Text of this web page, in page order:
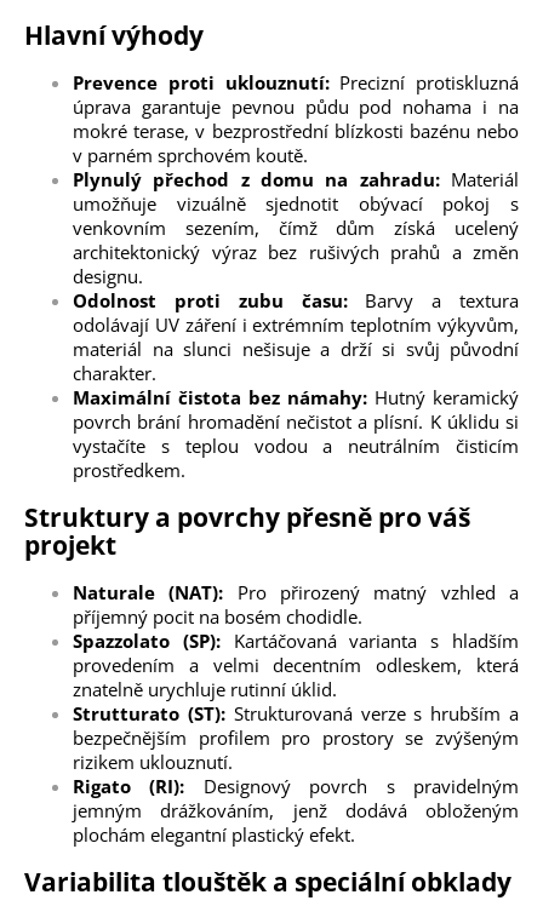
Hlavní výhody
Prevence proti uklouznutí:Precizní protiskluzná
úprava garantuje pevnou půdu pod nohama i na
mokré terase, v bezprostřední blízkosti bazénu nebo
v parném sprchovém koutě.
Plynulý přechod z domu na zahradu:Materiál
umožňuje vizuálně sjednotit obývací pokoj s
venkovním sezením, čímž dům získá ucelený
architektonický výraz bez rušivých prahů a změn
designu.
Odolnost proti zubu času:Barvy a textura
odolávají UV záření i extrémním teplotním výkyvům,
materiál na slunci nešisuje a drží si svůj původní
charakter.
Maximální čistota bez námahy: Hutný keramický
povrch brání hromadění nečistot a plísní. K úklidu si
vystačíte s teplou vodou a neutrálním čisticím
prostředkem.
Struktury a povrchy přesně pro váš
projekt
Naturale (NAT): Pro přirozený matný vzhled a
příjemný pocit na bosém chodidle.
Spazzolato (SP):Kartáčovaná varianta s hladším
provedením a velmi decentním odleskem, která
znatelně urychluje rutinní úklid.
Strutturato (ST):Strukturovaná verze s hrubším a
bezpečnějším profilem pro prostory se zvýšeným
rizikem uklouznutí.
Rigato (RI): Designový povrch s pravidelným
jemným drážkováním, jenž dodává obloženým
plochám elegantní plastický efekt.
Variabilita tlouštěk a speciální obklady